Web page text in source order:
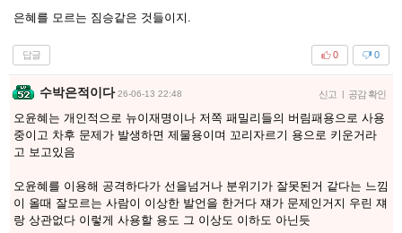
은혜를 모르는 짐승같은 것들이지.
답글 0
0
수박은적이다 26-06-13 22:48 신고 | 공감 확인
오윤혜는 개인적으로 뉴이재명이나 저쪽 패밀리들의 버림패용으로 사용
중이고 차후 문제가 발생하면 제물용이며 꼬리자르기 용으로 키운거라
고 보고있음
오윤혜를 이용해 공격하다가 선을넘거나 분위기가 잘못된거 같다는 느낌
이 올때 잘모르는 사람이 이상한 발언을 한거다 쟤가 문제인거지 우린 쟤
랑 상관없다 이렇게 사용할 용도 그 이상도 이하도 아닌듯